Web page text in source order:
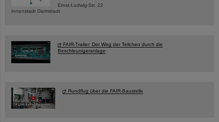
Ernst-Ludwig-Str. 22
Innenstadt Darmstadt
FAIR-Trailer: Der Weg der Teilchen durch die
Beschleunigeranlage
Rundflug über die FAIR-Baustelle